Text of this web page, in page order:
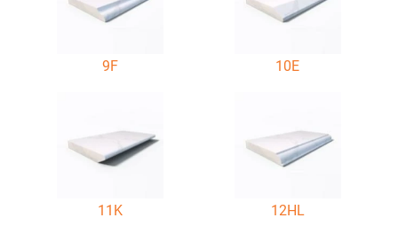
9F 10E
11K 12HL